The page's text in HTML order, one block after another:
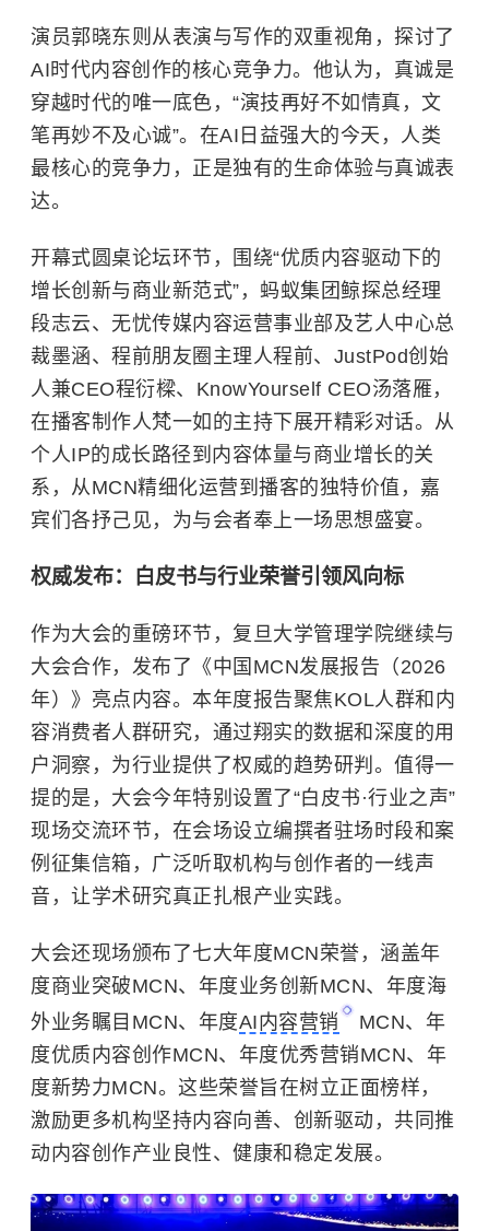
演员郭晓东则从表演与写作的双重视角，探讨了
AI时代内容创作的核心竞争力。他认为，真诚是
穿越时代的唯一底色，“演技再好不如情真，文
笔再妙不及心诚”。在AI日益强大的今天，人类
最核心的竞争力，正是独有的生命体验与真诚表
达。
开幕式圆桌论坛环节，围绕“优质内容驱动下的
增长创新与商业新范式”，蚂蚁集团鲸探总经理
段志云、无忧传媒内容运营事业部及艺人中心总
裁墨涵、程前朋友圈主理人程前、JustPod创始
人兼CEO程衍樑、KnowYourself CEO汤落雁，
在播客制作人梵一如的主持下展开精彩对话。从
个人IP的成长路径到内容体量与商业增长的关
系，从MCN精细化运营到播客的独特价值，嘉
宾们各抒己见，为与会者奉上一场思想盛宴。
权威发布：白皮书与行业荣誉引领风向标
作为大会的重磅环节，复旦大学管理学院继续与
大会合作，发布了《中国MCN发展报告（2026
年）》亮点内容。本年度报告聚焦KOL人群和内
容消费者人群研究，通过翔实的数据和深度的用
户洞察，为行业提供了权威的趋势研判。值得一
提的是，大会今年特别设置了“白皮书·行业之声”
现场交流环节，在会场设立编撰者驻场时段和案
例征集信箱，广泛听取机构与创作者的一线声
音，让学术研究真正扎根产业实践。
大会还现场颁布了七大年度MCN荣誉，涵盖年
度商业突破MCN、年度业务创新MCN、年度海
外业务瞩目MCN、年度AI内容营销
MCN、年
度优质内容创作MCN、年度优秀营销MCN、年
度新势力MCN。这些荣誉旨在树立正面榜样，
激励更多机构坚持内容向善、创新驱动，共同推
动内容创作产业良性、健康和稳定发展。